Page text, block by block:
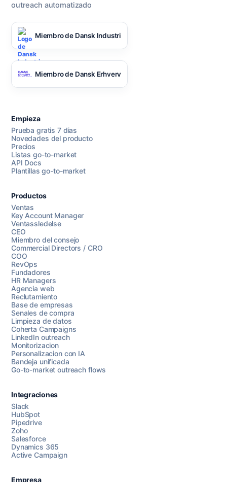
Chatea con nosotros
outreach automatizado
Miembro de Dansk Industri
Miembro de Dansk Erhverv
Empieza
Prueba gratis 7 dias
Novedades del producto
Precios
Listas go-to-market
API Docs
Plantillas go-to-market
Productos
Ventas
Key Account Manager
Ventassledelse
CEO
Miembro del consejo
Commercial Directors / CRO
COO
RevOps
Fundadores
HR Managers
Agencia web
Reclutamiento
Base de empresas
Senales de compra
Limpieza de datos
Coherta Campaigns
LinkedIn outreach
Monitorizacion
Personalizacion con IA
Bandeja unificada
Go-to-market outreach flows
Integraciones
Slack
HubSpot
Pipedrive
Zoho
Salesforce
Dynamics 365
Active Campaign
Empresa